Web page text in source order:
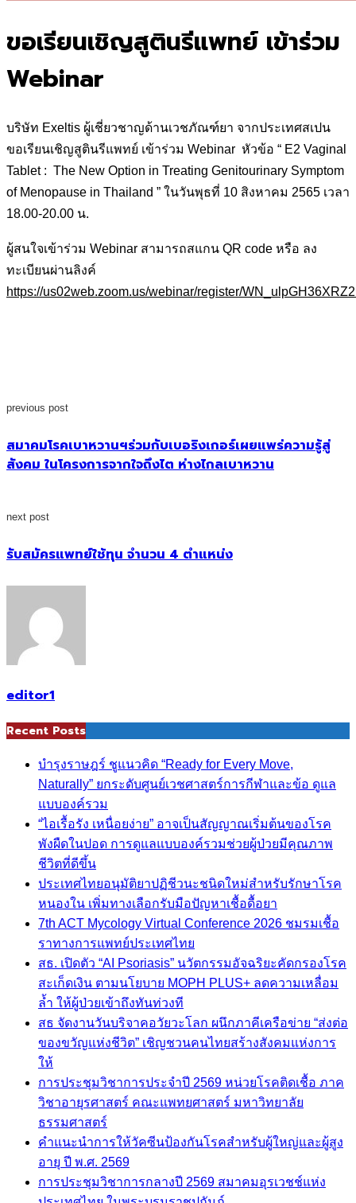
ขอเรียนเชิญสูตินรีแพทย์ เข้าร่วม
Webinar
บริษัท Exeltis ผู้เชี่ยวชาญด้านเวชภัณฑ์ยา จากประเทศสเปน
ขอเรียนเชิญสูตินรีแพทย์ เข้าร่วม Webinar หัวข้อ “ E2 Vaginal
Tablet : The New Option in Treating Genitourinary Symptom
of Menopause in Thailand ” ในวันพุธที่ 10 สิงหาคม 2565 เวลา
18.00-20.00 น.
ผู้สนใจเข้าร่วม Webinar สามารถสแกน QR code หรือ ลง
ทะเบียนผ่านลิงค์
https://us02web.zoom.us/webinar/register/
previous post
สมาคมโรคเบาหวานฯร่วมกับเบอริงเกอร์เผยแพร่ความรู้สู่
สังคม ในโครงการจากใจถึงไต ห่างไกลเบาหวาน
next post
รับสมัครแพทย์ใช้ทุน จำนวน 4 ตำแหน่ง
editor1
Recent Posts
บำรุงราษฎร์ ชูแนวคิด “Ready for Every Move,
Naturally” ยกระดับศูนย์เวชศาสตร์การกีฬาและข้อ ดูแล
แบบองค์รวม
“ไอเรื้อรัง เหนื่อยง่าย” อาจเป็นสัญญาณเริ่มต้นของโรค
พังผืดในปอด การดูแลแบบองค์รวมช่วยผู้ป่วยมีคุณภาพ
ชีวิตที่ดีขึ้น
ประเทศไทยอนุมัติยาปฏิชีวนะชนิดใหม่สำหรับรักษาโรค
หนองใน เพิ่มทางเลือกรับมือปัญหาเชื้อดื้อยา
7th ACT Mycology Virtual Conference 2026 ชมรมเชื้อ
ราทางการแพทย์ประเทศไทย
สธ. เปิดตัว “AI Psoriasis” นวัตกรรมอัจฉริยะคัดกรองโรค
สะเก็ดเงิน ตามนโยบาย MOPH PLUS+ ลดความเหลื่อม
ล้ำ ให้ผู้ป่วยเข้าถึงทันท่วงที
สธ จัดงานวันบริจาคอวัยวะโลก ผนึกภาคีเครือข่าย “ส่งต่อ
ของขวัญแห่งชีวิต” เชิญชวนคนไทยสร้างสังคมแห่งการ
ให้
การประชุมวิชาการประจำปี 2569 หน่วยโรคติดเชื้อ ภาค
วิชาอายุรศาสตร์ คณะแพทยศาสตร์ มหาวิทยาลัย
ธรรมศาสตร์
คำแนะนำการให้วัคซีนป้องกันโรคสำหรับผู้ใหญ่และผู้สูง
อายุ ปี พ.ศ. 2569
การประชุมวิชาการกลางปี 2569 สมาคมอุรเวชช์แห่ง